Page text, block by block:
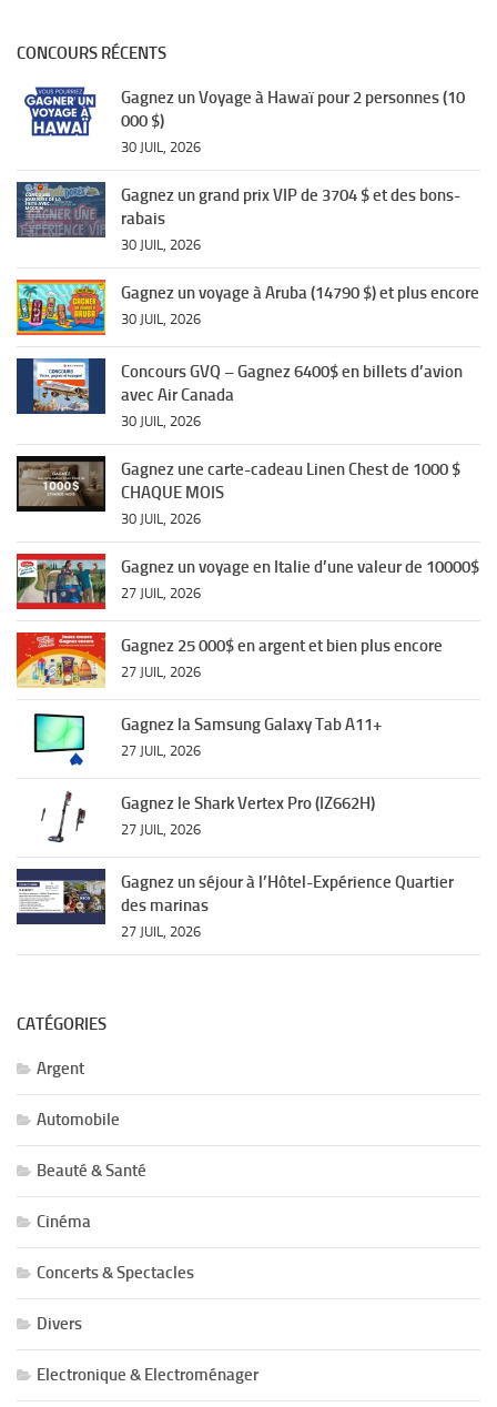
CONCOURS RÉCENTS
Gagnez un Voyage à Hawaï pour 2 personnes (10
000 $)
30 JUIL, 2026
Gagnez un grand prix VIP de 3704 $ et des bons-
rabais
30 JUIL, 2026
Gagnez un voyage à Aruba (14790 $) et plus encore
30 JUIL, 2026
Concours GVQ – Gagnez 6400$ en billets d’avion
avec Air Canada
30 JUIL, 2026
Gagnez une carte-cadeau Linen Chest de 1000 $
CHAQUE MOIS
30 JUIL, 2026
Gagnez un voyage en Italie d’une valeur de 10000$
27 JUIL, 2026
Gagnez 25 000$ en argent et bien plus encore
27 JUIL, 2026
Gagnez la Samsung Galaxy Tab A11+
27 JUIL, 2026
Gagnez le Shark Vertex Pro (IZ662H)
27 JUIL, 2026
Gagnez un séjour à l’Hôtel-Expérience Quartier
des marinas
27 JUIL, 2026
CATÉGORIES
Argent
Automobile
Beauté & Santé
Cinéma
Concerts & Spectacles
Divers
Electronique & Electroménager